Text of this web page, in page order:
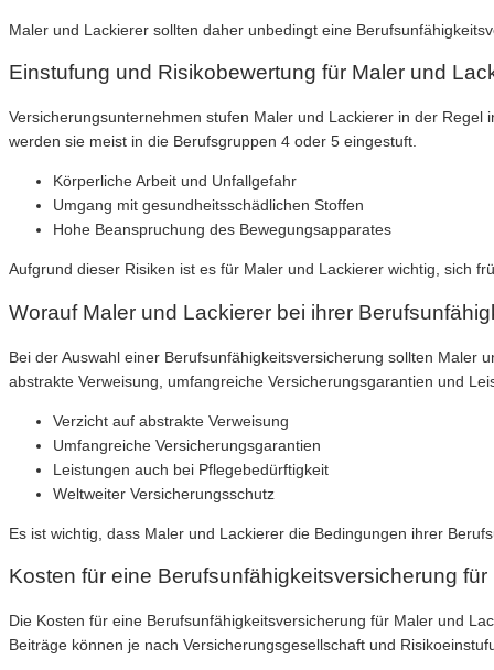
Maler und Lackierer sollten daher unbedingt eine
Einstufung und Risikobewertung für Maler und
Versicherungsunternehmen stufen Maler und Lackierer in der
werden sie meist in die Berufsgruppen 4 oder 5 eingestuft.
Körperliche Arbeit und Unfallgefahr
Umgang mit gesundheitsschädlichen Stoffen
Hohe Beanspruchung des Bewegungsapparates
Aufgrund dieser Risiken ist es für Maler und Lackierer wichtig, sich
Worauf Maler und Lackierer bei ihrer
Bei der Auswahl einer Berufsunfähigkeitsversicherung sollten
abstrakte Verweisung, umfangreiche Versicherungsgarantien und
Verzicht auf abstrakte Verweisung
Umfangreiche Versicherungsgarantien
Leistungen auch bei Pflegebedürftigkeit
Weltweiter Versicherungsschutz
Es ist wichtig, dass Maler und Lackierer die Bedingungen ihrer
Kosten für eine Berufsunfähigkeitsversicherung
Die Kosten für eine Berufsunfähigkeitsversicherung für Maler und
Beiträge können je nach Versicherungsgesellschaft und